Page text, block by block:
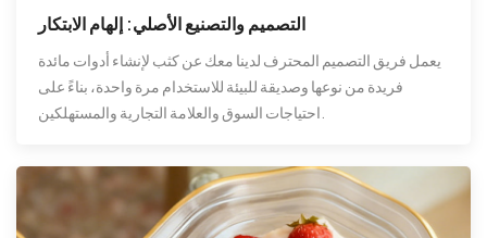
التصميم والتصنيع الأصلي: إلهام الابتكار
يعمل فريق التصميم المحترف لدينا معك عن كثب لإنشاء أدوات مائدة
فريدة من نوعها وصديقة للبيئة للاستخدام مرة واحدة، بناءً على